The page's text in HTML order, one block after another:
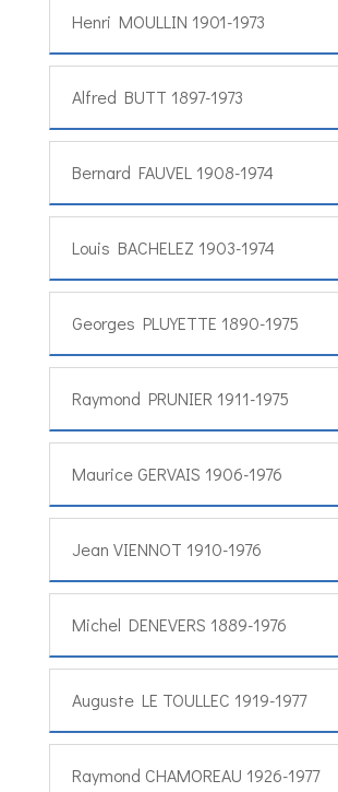
Henri MOULLIN 1901-1973
Alfred BUTT 1897-1973
Bernard FAUVEL 1908-1974
Louis BACHELEZ 1903-1974
Georges PLUYETTE 1890-1975
Raymond PRUNIER 1911-1975
Maurice GERVAIS 1906-1976
Jean VIENNOT 1910-1976
Michel DENEVERS 1889-1976
Auguste LE TOULLEC 1919-1977
Raymond CHAMOREAU 1926-1977